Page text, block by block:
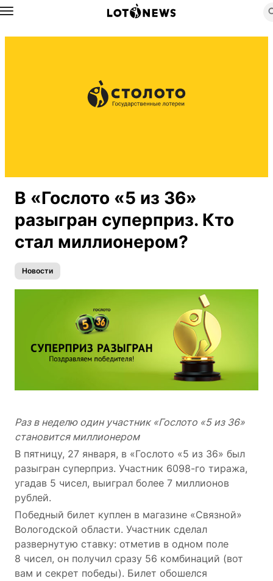
Назад
В «Гослото «5 из 36»
разыгран суперприз. Кто
стал миллионером?
Новости
Раз в неделю один участник «Гослото «5 из 36»
становится миллионером
В пятницу, 27 января, в «Гослото «5 из 36» был
разыгран суперприз. Участник 6098-го тиража,
угадав 5 чисел, выиграл более 7 миллионов
рублей.
Победный билет куплен в магазине «Связной»
Вологодской области. Участник сделал
развернутую ставку: отметив в одном поле
8 чисел, он получил сразу 56 комбинаций (вот
вам и секрет победы). Билет обошелся